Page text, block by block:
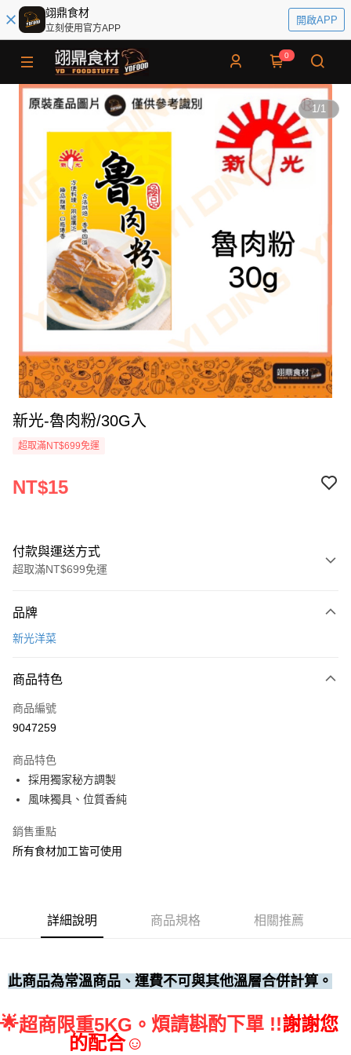
翊鼎食材
立刻使用官方APP
開啟APP
0
1/1
新光-魯肉粉/30G入
超取滿NT$699免運
NT$15
付款與運送方式
超取滿NT$699免運
信用卡一次付款
運送方式
• 付款後全家取貨
• 付款後7-11取貨
每筆NT$60，滿NT$699(含以上)免運費
每筆NT$250
品牌
新光洋菜
商品特色
商品編號
9047259
商品特色
採用獨家秘方調製
風味獨具、位質香純
銷售重點
所有食材加工皆可使用
詳細說明 商品規格 相關推薦
此商品為常溫商品、運費不可與其他溫層合併計算。
🌟超商限重5KG。 煩請斟酌下單 !!謝謝您
的配合☺